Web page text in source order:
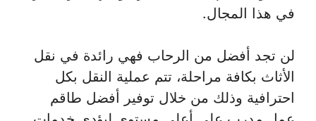
في هذا المجال.
لن تجد أفضل من الرحاب فهي رائدة في نقل
الأثاث بكافة مراحلة، تتم عملية النقل بكل
احترافية وذلك من خلال توفير أفضل طاقم